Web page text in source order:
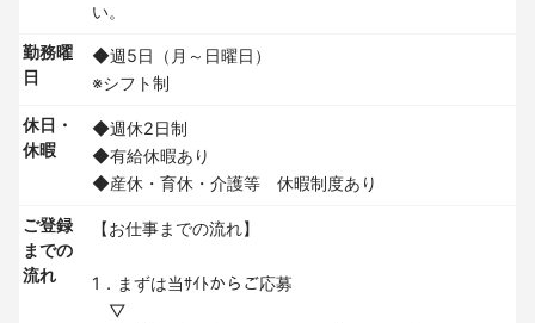
い。
勤務曜
日
◆週5日（月～日曜日）
※シフト制
休日・
休暇
◆週休2日制
◆有給休暇あり
◆産休・育休・介護等 休暇制度あり
ご登録
までの
流れ
【お仕事までの流れ】
1．まずは当ｻｲﾄからご応募
▽